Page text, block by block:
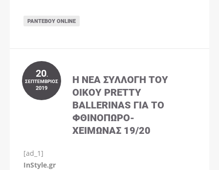
ΡΑΝΤΕΒΟΎ ONLINE
20.
ΣΕΠΤΈΜΒΡΙΟΣ
2019
Η ΝΈΑ ΣΥΛΛΟΓΉ ΤΟΥ
ΟΊΚΟΥ PRETTY
BALLERINAS ΓΙΑ ΤΟ
ΦΘΙΝΌΠΩΡΟ-
ΧΕΙΜΏΝΑΣ 19/20
[ad_1]
InStyle.gr